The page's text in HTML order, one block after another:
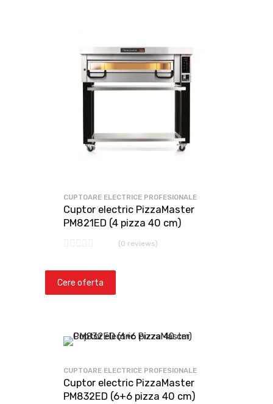
CUPTOARE ELECTRICE PROFESIONALE
Cuptor electric PizzaMaster
PM821ED (4 pizza 40 cm)
(0 reviews)
Cere oferta
CUPTOARE ELECTRICE PROFESIONALE
Cuptor electric PizzaMaster
PM832ED (6+6 pizza 40 cm)